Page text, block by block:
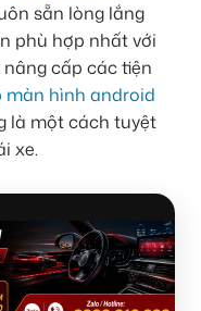
sẵn lòng lắng
phù hợp nhất với
cấp các tiện
hình android
là một cách tuyệt
xe.